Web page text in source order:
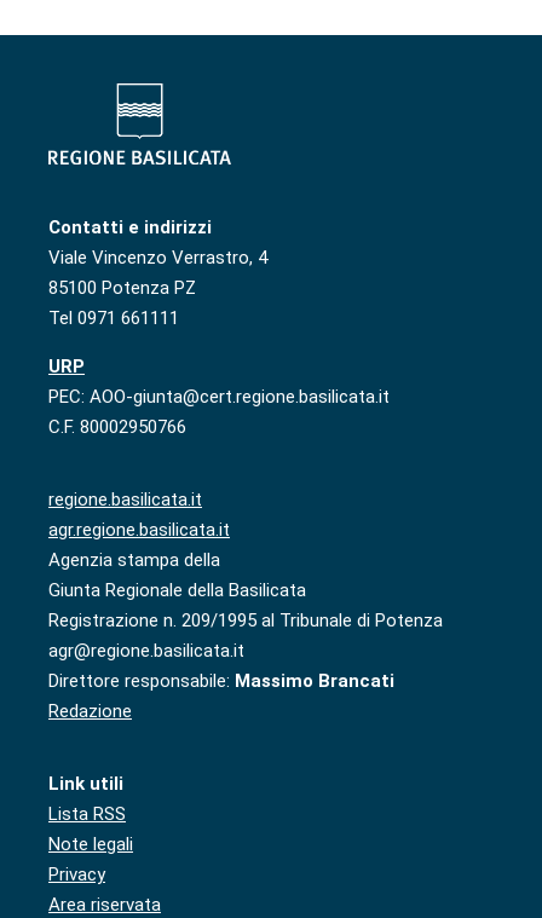
Contatti e indirizzi
Viale Vincenzo Verrastro, 4
85100 Potenza PZ
Tel 0971 661111
URP
PEC: AOO-giunta@cert.regione.basilicata.it
C.F. 80002950766
regione.basilicata.it
agr.regione.basilicata.it
Agenzia stampa della
Giunta Regionale della Basilicata
Registrazione n. 209/1995 al Tribunale di Potenza
agr@regione.basilicata.it
Direttore responsabile: Massimo Brancati
Redazione
Link utili
Lista RSS
Note legali
Privacy
Area riservata